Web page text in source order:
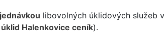
libovolných úklidových služeb v
úklid Halenkovice ceník).